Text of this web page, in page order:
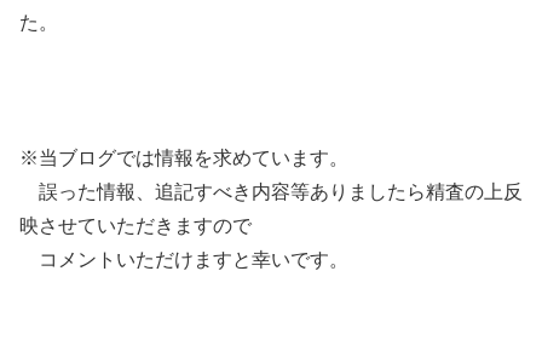
た。
※当ブログでは情報を求めています。
誤った情報、追記すべき内容等ありましたら精査の上反
映させていただきますので
コメントいただけますと幸いです。